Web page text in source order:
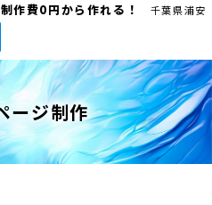
作費0円から作れる！ 千葉県浦安
ージ制作